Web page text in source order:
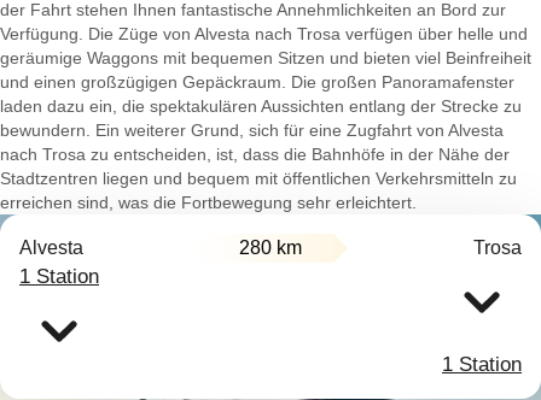
der Fahrt stehen Ihnen fantastische Annehmlichkeiten an Bord zur
Verfügung. Die Züge von Alvesta nach Trosa verfügen über helle und
geräumige Waggons mit bequemen Sitzen und bieten viel Beinfreiheit
und einen großzügigen Gepäckraum. Die großen Panoramafenster
laden dazu ein, die spektakulären Aussichten entlang der Strecke zu
bewundern. Ein weiterer Grund, sich für eine Zugfahrt von Alvesta
nach Trosa zu entscheiden, ist, dass die Bahnhöfe in der Nähe der
Stadtzentren liegen und bequem mit öffentlichen Verkehrsmitteln zu
erreichen sind, was die Fortbewegung sehr erleichtert.
Alvesta 280 km Trosa
1 Station
1 Station